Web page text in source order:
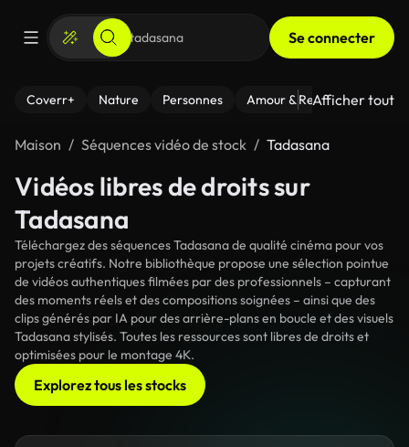
Se connecter
Coverr+ Nature Personnes Amour & Relations Le
Afficher tout
Maison Séquences vidéo de stock Tadasana
Vidéos libres de droits sur
Tadasana
Téléchargez des séquences Tadasana de qualité cinéma pour vos
projets créatifs. Notre bibliothèque propose une sélection pointue
de vidéos authentiques filmées par des professionnels – capturant
des moments réels et des compositions soignées – ainsi que des
clips générés par IA pour des arrière-plans en boucle et des visuels
Tadasana stylisés. Toutes les ressources sont libres de droits et
optimisées pour le montage 4K.
Explorez tous les stocks